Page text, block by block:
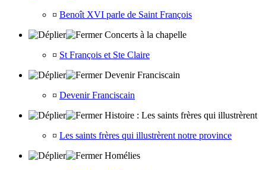
¤ Benoît XVI parle de Saint François
Concerts à la chapelle
¤ St François et Ste Claire
Devenir Franciscain
¤ Devenir Franciscain
Histoire : Les saints frères qui
¤ Les saints frères qui illustrèrent notre province
Homélies